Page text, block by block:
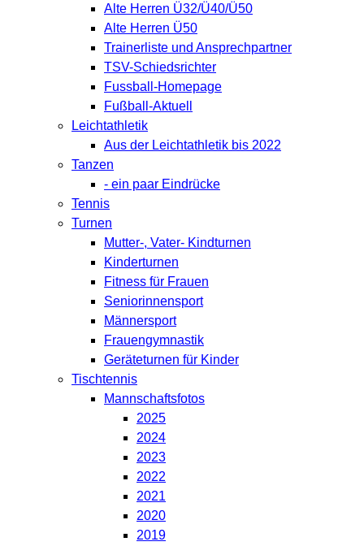
Alte Herren Ü32/Ü40/Ü50
Alte Herren Ü50
Trainerliste und Ansprechpartner
TSV-Schiedsrichter
Fussball-Homepage
Fußball-Aktuell
Leichtathletik
Aus der Leichtathletik bis 2022
Tanzen
- ein paar Eindrücke
Tennis
Turnen
Mutter-, Vater- Kindturnen
Kinderturnen
Fitness für Frauen
Seniorinnensport
Männersport
Frauengymnastik
Geräteturnen für Kinder
Tischtennis
Mannschaftsfotos
2025
2024
2023
2022
2021
2020
2019